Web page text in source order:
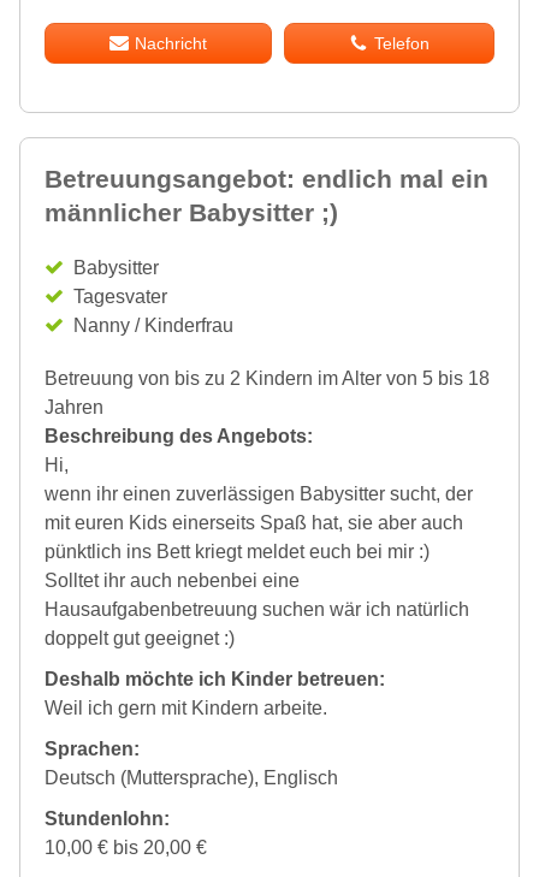
Nachricht Telefon
Betreuungsangebot: endlich mal ein
männlicher Babysitter ;)
Babysitter
Tagesvater
Nanny / Kinderfrau
Betreuung von bis zu 2 Kindern im Alter von 5 bis 18
Jahren
Beschreibung des Angebots:
Hi,
wenn ihr einen zuverlässigen Babysitter sucht, der
mit euren Kids einerseits Spaß hat, sie aber auch
pünktlich ins Bett kriegt meldet euch bei mir :)
Solltet ihr auch nebenbei eine
Hausaufgabenbetreuung suchen wär ich natürlich
doppelt gut geeignet :)
Deshalb möchte ich Kinder betreuen:
Weil ich gern mit Kindern arbeite.
Sprachen:
Deutsch (Muttersprache), Englisch
Stundenlohn:
10,00 € bis 20,00 €